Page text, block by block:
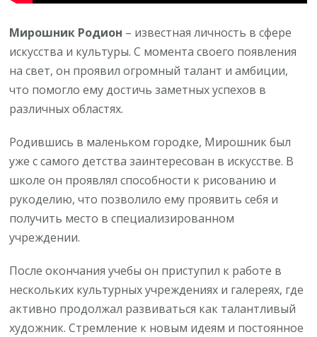
Мирошник Родион – известная личность в сфере
искусства и культуры. С момента своего появления
на свет, он проявил огромный талант и амбиции,
что помогло ему достичь заметных успехов в
различных областях.
Родившись в маленьком городке, Мирошник был
уже с самого детства заинтересован в искусстве. В
школе он проявлял способности к рисованию и
рукоделию, что позволило ему проявить себя и
получить место в специализированном
учреждении.
После окончания учебы он приступил к работе в
нескольких культурных учреждениях и галереях, где
активно продолжал развиваться как талантливый
художник. Стремление к новым идеям и постоянное